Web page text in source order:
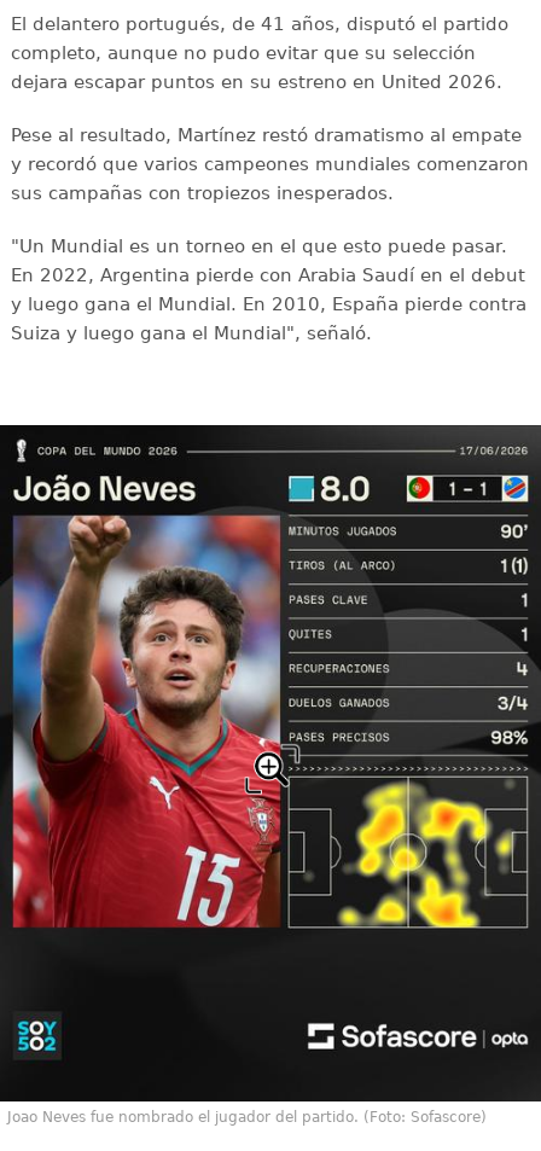
El delantero portugués, de 41 años, disputó el partido
completo, aunque no pudo evitar que su selección
dejara escapar puntos en su estreno en United 2026.
Pese al resultado, Martínez restó dramatismo al empate
y recordó que varios campeones mundiales comenzaron
sus campañas con tropiezos inesperados.
"Un Mundial es un torneo en el que esto puede pasar.
En 2022, Argentina pierde con Arabia Saudí en el debut
y luego gana el Mundial. En 2010, España pierde contra
Suiza y luego gana el Mundial", señaló.
Joao Neves fue nombrado el jugador del partido. (Foto: Sofascore)